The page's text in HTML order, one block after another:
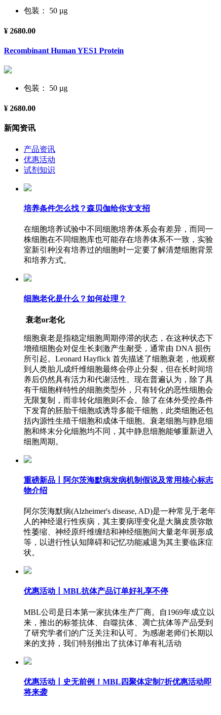
包装： 50 µg
¥ 2680.00
Recombinant Human YES1 Protein
包装： 50 µg
¥ 2680.00
新闻资讯
产品资讯
优惠活动
试剂知识
培养条件怎么找？森贝伽给你支支招
在细胞培养试验中不同细胞培养体系会有差异，而同一
株细胞在不同细胞库也可能存在培养体系不一致，实验
室新引种没有培养过的细胞时一定要了解清楚细胞背景
和培养方式。
细胞老化是什么？如何处理？
衰老or老化
细胞衰老是指稳定细胞周期停滞的状态，在这种状态下
增殖细胞会对促生长刺激产生耐受，通常由 DNA 损伤
所引起。Leonard Hayflick 首先描述了细胞衰老，他观察
到人类胎儿成纤维细胞最终会停止分裂，但在长时间培
养后仍然具有活力和代谢活性。现在普遍认为，除了具
有干细胞样特性的细胞类型外，只有转化的恶性细胞会
无限复制，而非转化细胞则不会。除了在体外受控条件
下发育的胚胎干细胞或诱导多能干细胞，此类细胞还包
括内源性生殖干细胞和成体干细胞。衰老细胞与静息细
胞和终末分化细胞均不同，其中静息细胞能够重新进入
细胞周期。
重磅新品丨阿尔茨海默病发病机制假说及常用核心标志
物介绍
阿尔茨海默病(Alzheimer's disease, AD)是一种常见于老年
人的神经退行性疾病，其主要病理变化是大脑皮质弥散
性萎缩、神经原纤维缠结和神经细胞间大量老年斑形成
等，以进行性认知障碍和记忆功能减退为其主要临床症
状。
优惠活动丨MBL抗体产品订单好礼享不停
MBL公司是日本第一家抗体生产厂商。自1969年成立以
来，推出的标签抗体、自噬抗体、凋亡抗体等产品受到
了研究学者们的广泛关注和认可。为感谢老师们长期以
来的支持，我们特别推出了抗体订单有礼活动
优惠活动丨史无前例！MBL四聚体定制7折优惠活动即
将来袭